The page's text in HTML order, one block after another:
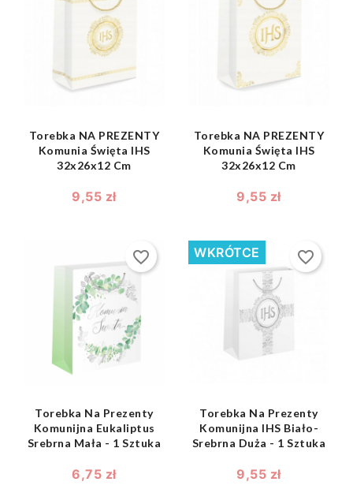

Torebka NA PREZENTY
Komunia Święta IHS
32x26x12 Cm
9,55 zł

Torebka NA PREZENTY
Komunia Święta IHS
32x26x12 Cm
9,55 zł
shopping_bag 
Torebka Na Prezenty
Komunijna Eukaliptus
Srebrna Mała - 1 Sztuka
6,75 zł
favorite_border
shopping_bag 
Torebka Na Prezenty
Komunijna IHS Biało-
Srebrna Duża - 1 Sztuka
9,55 zł
WKRÓTCE favorite_border